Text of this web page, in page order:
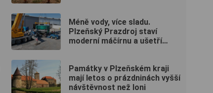
Méně vody, více sladu.
Plzeňský Prazdroj staví
moderní máčírnu a ušetří
Památky v Plzeňském kraji
mají letos o prázdninách vyšší
návštěvnost než loni